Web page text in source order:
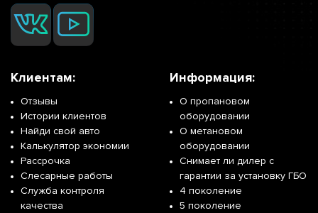
Клиентам:
Отзывы
Истории клиентов
Найди свой авто
Калькулятор экономии
Рассрочка
Слесарные работы
Служба контроля
качества
Информация:
О пропановом
оборудовании
О метановом
оборудовании
Снимает ли дилер с
гарантии за установку ГБО
4 поколение
5 поколение